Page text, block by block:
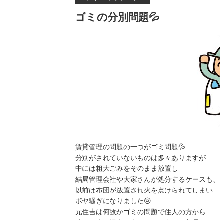
ゴミの分別問題💦
賃貸管理の問題の一つがゴミ問題💦
分別がされていないものは多々ありますが
中には粗大ごみをそのまま放置し
結局管理会社や大家さんが処分するケースも
以前は布団が放置され火を点けられてしまい
ボヤ騒ぎになりました😢
元住吉は何故かゴミの問題で住人の方から